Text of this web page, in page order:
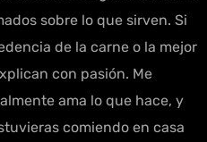
sobre lo que sirven. Si
de la carne o la mejor
con pasión. Me
ama lo que hace, y
comiendo en casa